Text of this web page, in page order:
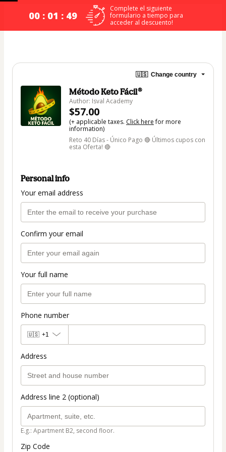
00 : 01 : 49
Complete el siguiente
formulario a tiempo para
acceder al descuento!
🇺🇸 Change country
Método Keto Fácil®
Author: Isval Academy
$57.00
(+ applicable taxes. Click herefor more
information)
Reto 40 Días - Único Pago 🔴 Últimos cupos con
esta Oferta! 🔴
Personal info
Your email address
Confirm your email
Your full name
Phone number
🇺🇸 +1
Address
Address line 2 (optional)
E.g.: Apartment B2, second floor.
Zip Code